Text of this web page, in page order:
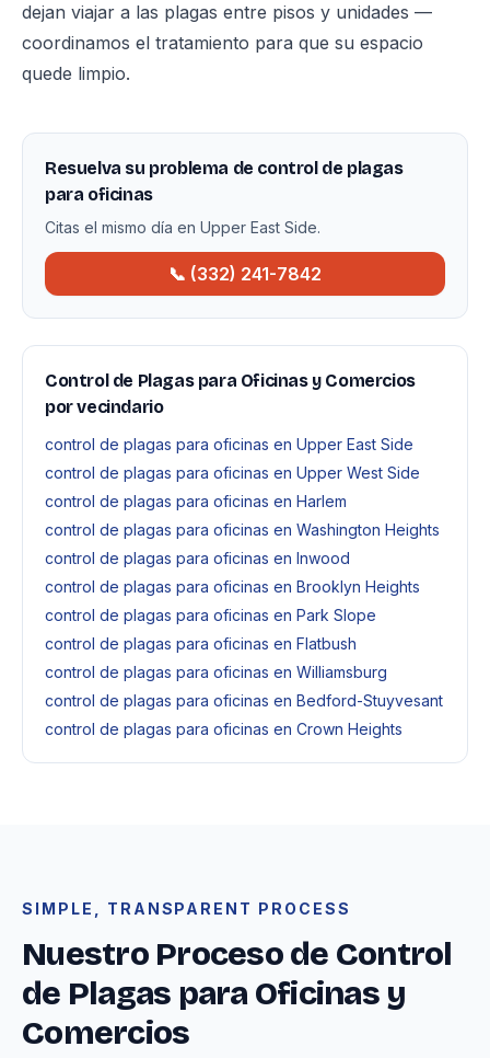
dejan viajar a las plagas entre pisos y unidades —
coordinamos el tratamiento para que su espacio
quede limpio.
Resuelva su problema de control de plagas
para oficinas
Citas el mismo día en Upper East Side.
📞 (332) 241-7842
Control de Plagas para Oficinas y Comercios
por vecindario
control de plagas para oficinas en Upper East Side
control de plagas para oficinas en Upper West Side
control de plagas para oficinas en Harlem
control de plagas para oficinas en Washington Heights
control de plagas para oficinas en Inwood
control de plagas para oficinas en Brooklyn Heights
control de plagas para oficinas en Park Slope
control de plagas para oficinas en Flatbush
control de plagas para oficinas en Williamsburg
control de plagas para oficinas en Bedford-Stuyvesant
control de plagas para oficinas en Crown Heights
SIMPLE, TRANSPARENT PROCESS
Nuestro Proceso de Control
de Plagas para Oficinas y
Comercios